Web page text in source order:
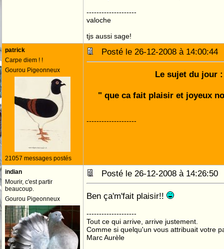
--------------------
valoche
tjs aussi sage!
patrick
Carpe diem ! !
Gourou Pigeonneux
21057 messages postés
Posté le 26-12-2008 à
Le sujet du jour
" que ca fait plaisir et joyeux
--------------------
indian
Mourir, c'est partir
beaucoup.
Gourou Pigeonneux
Posté le 26-12-2008 à
Ben ça'm'fait plaisir!!
--------------------
Tout ce qui arrive, arrive justement.
Comme si quelqu'un vous attribuait votre
Marc Aurèle